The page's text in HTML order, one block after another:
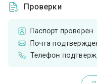
Проверки
Паспорт проверен
Почта
Телефон